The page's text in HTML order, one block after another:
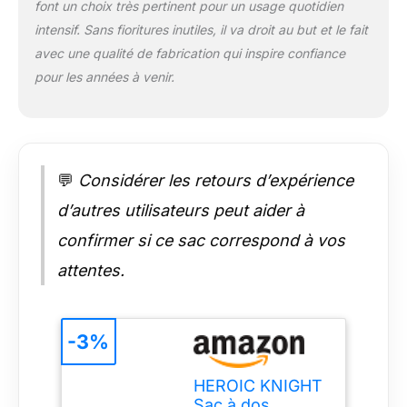
Le sac à dos voyage
dispose 3
compartiments , dont
l'un est spécialement
pour accessoires
de haute qualité : Le
sac à dos
ainsi vos affaires
contre les
intempéries. Ce sac à
dos étanche garde
font un choix très pertinent pour un usage quotidien
intensif. Sans fioritures inutiles, il va droit au but et le fait
avec une qualité de fabrication qui inspire confiance
pour les années à venir.
💬 Considérer les retours d’expérience
d’autres utilisateurs peut aider à
confirmer si ce sac correspond à vos
attentes.
HEROIC KNIGHT
-3%